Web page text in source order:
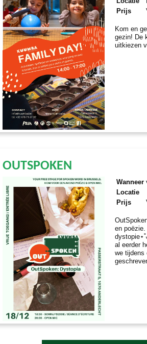
Prijs
Kom en
gezin! De
uitkiezen
OUTSPOKEN
Wanneer
Locatie
Prijs
en
al eerder
we tijdens